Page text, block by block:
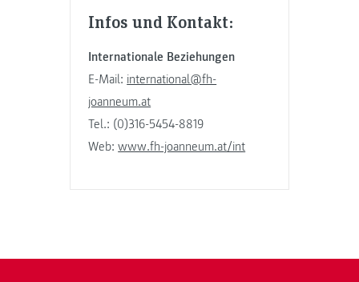
Infos und Kontakt:
Internationale Beziehungen
E-Mail: international@fh-
joanneum.at
Tel.: (0)316-5454-8819
Web:www.fh-joanneum.at/int